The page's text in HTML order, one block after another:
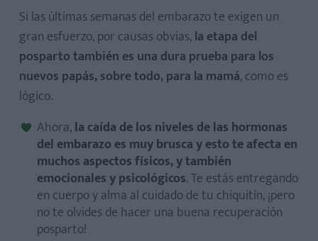
Si las últimas semanas del embarazo te exigen un
gran esfuerzo, por causas obvias,la etapa del
posparto también es una dura prueba para los
nuevos papás, sobre todo, para la mamá, como es
lógico.
Ahora,la caída de los niveles de las hormonas
del embarazo es muy brusca y esto te afecta en
muchos aspectos físicos, y también
emocionales y psicológicos. Te estás entregando
en cuerpo y alma al cuidado de tu chiquitín, ¡pero
no te olvides de hacer una buena recuperación
posparto!